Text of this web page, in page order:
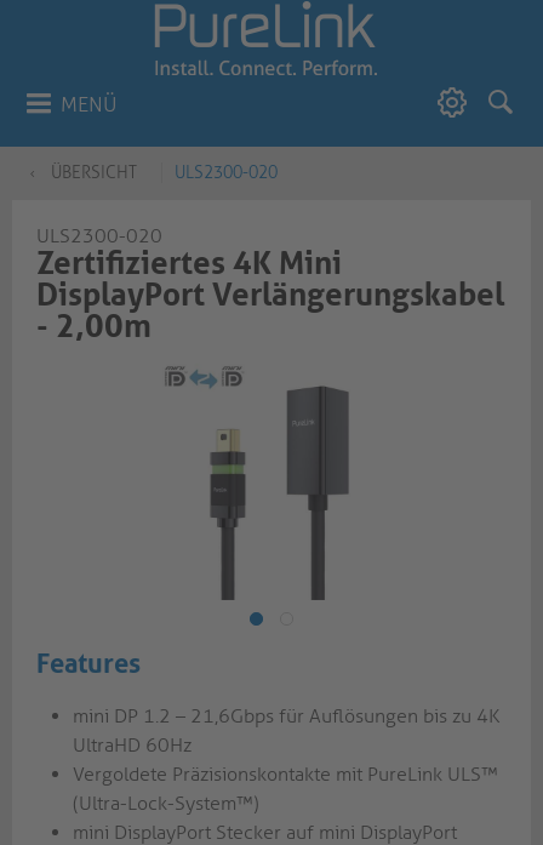
MENÜ
ÜBERSICHT ULS2300-020
ULS2300-020
Zertifiziertes 4K Mini
DisplayPort Verlängerungskabel
- 2,00m
Features
mini DP 1.2 – 21,6Gbps für Auflösungen bis zu 4K
UltraHD 60Hz
Vergoldete Präzisionskontakte mit PureLink ULS™
(Ultra-Lock-System™)
mini DisplayPort Stecker auf mini DisplayPort